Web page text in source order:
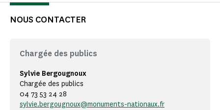
NOUS CONTACTER
Chargée des publics
Sylvie Bergougnoux
Chargée des publics
04 73 53 24 28
sylvie.bergougnoux@monuments-nationaux.fr